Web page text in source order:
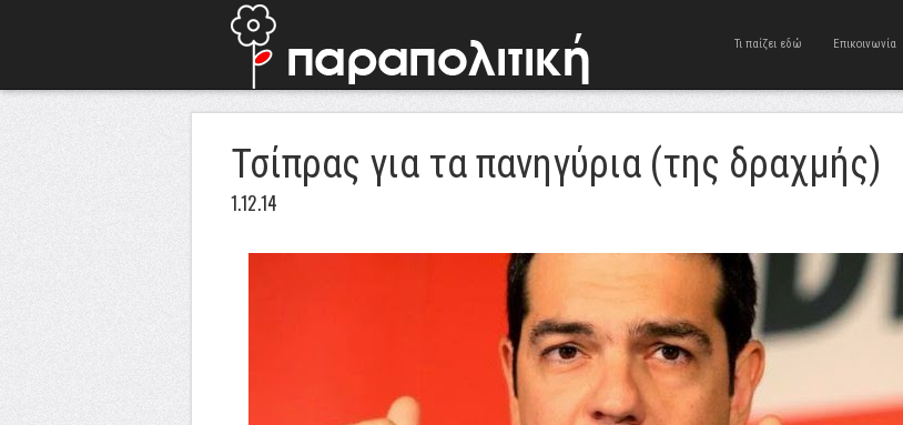
Τι παίζει εδώ Επικοινωνία
Τσίπρας για τα πανηγύρια (της δραχμής)
1.12.14